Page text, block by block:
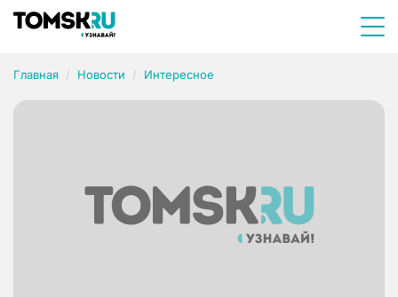
Главная Новости Интересное